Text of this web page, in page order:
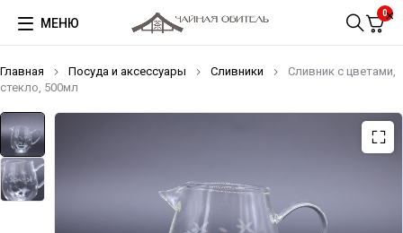
МЕНЮ
0
Главная Посуда и аксессуары Сливники
Сливник с цветами,
стекло, 500мл